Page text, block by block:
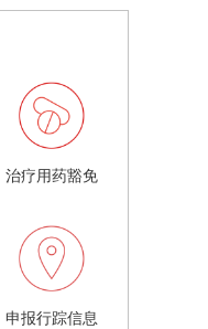
治疗用药豁免
申报行踪信息